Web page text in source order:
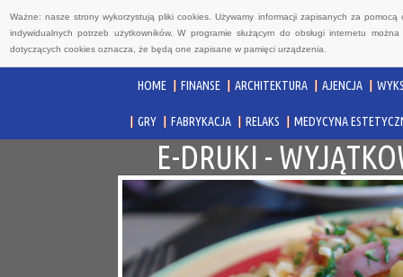
Ważne: nasze strony wykorzystują pliki cookies. Używamy informacji zapisanych za
indywidualnych potrzeb użytkowników. W programie służącym do obsługi internetu
dotyczących cookies oznacza, że będą one zapisane w pamięci urządzenia.
HOME FINANSE ARCHITEKTURA AJENCJA
GRY FABRYKACJA RELAKS MEDYCYNA
E-DRUKI -